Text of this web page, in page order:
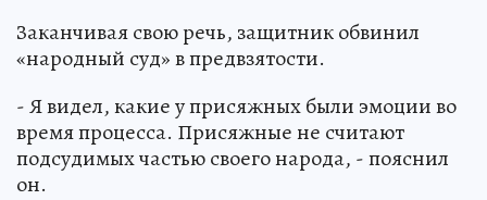
Заканчивая свою речь, защитник обвинил
«народный суд» в предвзятости.
- Я видел, какие у присяжных были эмоции во
время процесса. Присяжные не считают
подсудимых частью своего народа, - пояснил
он.